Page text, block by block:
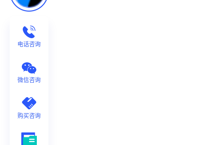
电话咨询
微信咨询
购买咨询